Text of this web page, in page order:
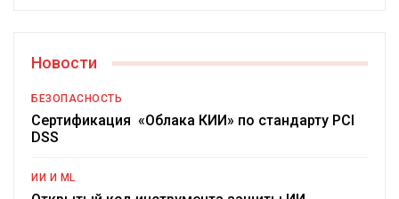
Новости
БЕЗОПАСНОСТЬ
Сертификация «Облака КИИ» по стандарту PCI
DSS
ИИ И ML